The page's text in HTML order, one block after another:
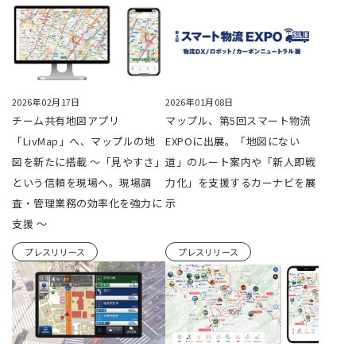
2026年02月17日
チーム共有地図アプリ
「LivMap」へ、マップルの地
図を新たに搭載 ～「見やすさ」
という信頼を現場へ。現場調
査・管理業務の効率化を強力に
支援 ～
プレスリリース
2026年01月08日
マップル、第5回スマート物流
EXPOに出展。「地図にない
道」のルート案内や「新人即戦
力化」を支援するカーナビを展
示
プレスリリース